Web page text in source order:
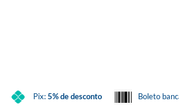
Pix:5% de desconto Boleto